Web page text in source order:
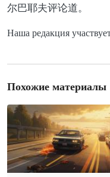
尔巴耶夫评论道。
Наша редакция
Похожие материалы